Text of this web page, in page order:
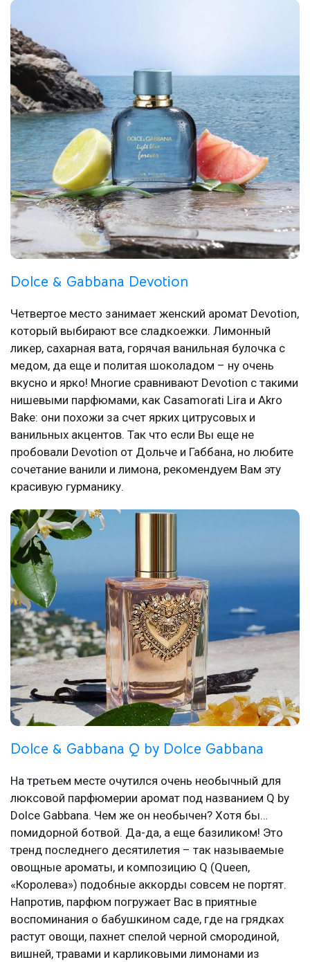
Dolce & Gabbana Devotion
Четвертое место занимает женский аромат Devotion,
который выбирают все сладкоежки. Лимонный
ликер, сахарная вата, горячая ванильная булочка с
медом, да еще и политая шоколадом – ну очень
вкусно и ярко! Многие сравнивают Devotion с такими
нишевыми парфюмами, как Casamorati Lira и Akro
Bake: они похожи за счет ярких цитрусовых и
ванильных акцентов. Так что если Вы еще не
пробовали Devotion от Дольче и Габбана, но любите
сочетание ванили и лимона, рекомендуем Вам эту
красивую гурманику.
Dolce & Gabbana Q by Dolce Gabbana
На третьем месте очутился очень необычный для
люксовой парфюмерии аромат под названием Q by
Dolce Gabbana. Чем же он необычен? Хотя бы…
помидорной ботвой. Да-да, а еще базиликом! Это
тренд последнего десятилетия – так называемые
овощные ароматы, и композицию Q (Queen,
«Королева») подобные аккорды совсем не портят.
Напротив, парфюм погружает Вас в приятные
воспоминания о бабушкином саде, где на грядках
растут овощи, пахнет спелой черной смородиной,
вишней, травами и карликовыми лимонами из